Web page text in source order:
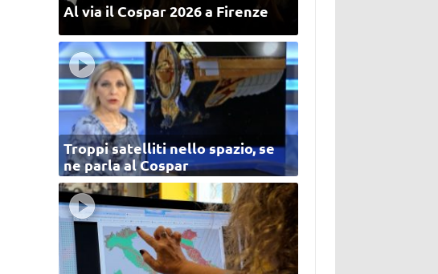
Al via il Cospar 2026 a Firenze
Troppi satelliti nello spazio, se
ne parla al Cospar